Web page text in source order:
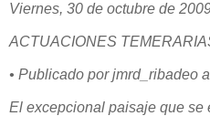
Viernes, 30 de octubre de
ACTUACIONES
• Publicado por jmrd_ribadeo
El excepcional paisaje que se